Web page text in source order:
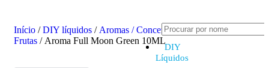
DIY
Líquidos
Início /DIY líquidos / Aromas / Concentrados/ Aroma
Frutas / Aroma Full Moon Green 10ML